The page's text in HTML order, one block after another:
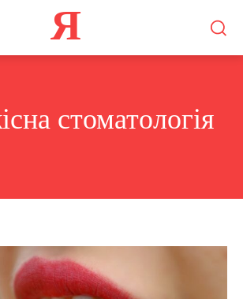
Я
стоматологія